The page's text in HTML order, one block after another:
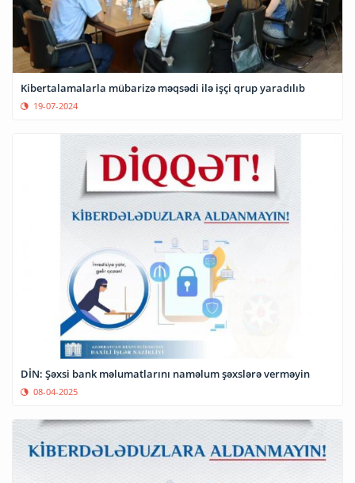
Kibertalamalarla mübarizə məqsədi ilə işçi qrup yaradılıb
19-07-2024
DİN: Şəxsi bank məlumatlarını naməlum şəxslərə verməyin
08-04-2025